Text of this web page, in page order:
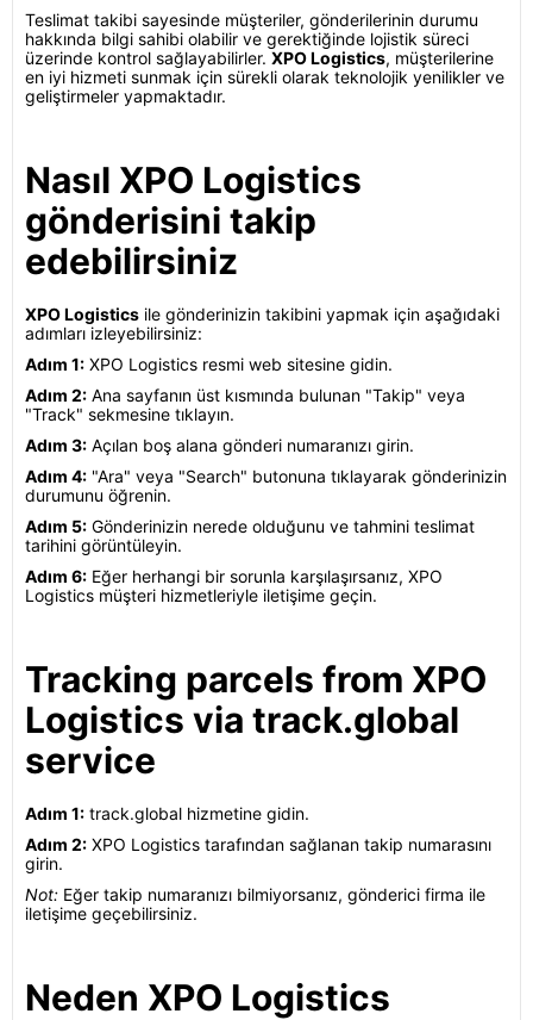
Teslimat takibi sayesinde müşteriler, gönderilerinin durumu
hakkında bilgi sahibi olabilir ve gerektiğinde lojistik süreci
üzerinde kontrol sağlayabilirler. XPO Logistics, müşterilerine
en iyi hizmeti sunmak için sürekli olarak teknolojik yenilikler ve
geliştirmeler yapmaktadır.
Nasıl XPO Logistics
gönderisini takip
edebilirsiniz
XPO Logistics ile gönderinizin takibini yapmak için aşağıdaki
adımları izleyebilirsiniz:
Adım 1: XPO Logistics resmi web sitesine gidin.
Adım 2: Ana sayfanın üst kısmında bulunan "Takip" veya
"Track" sekmesine tıklayın.
Adım 3: Açılan boş alana gönderi numaranızı girin.
Adım 4: "Ara" veya "Search" butonuna tıklayarak gönderinizin
durumunu öğrenin.
Adım 5: Gönderinizin nerede olduğunu ve tahmini teslimat
tarihini görüntüleyin.
Adım 6: Eğer herhangi bir sorunla karşılaşırsanız, XPO
Logistics müşteri hizmetleriyle iletişime geçin.
Tracking parcels from XPO
Logistics via track.global
service
Adım 1: track.global hizmetine gidin.
Adım 2: XPO Logistics tarafından sağlanan takip numarasını
girin.
Not: Eğer takip numaranızı bilmiyorsanız, gönderici firma ile
iletişime geçebilirsiniz.
Neden XPO Logistics